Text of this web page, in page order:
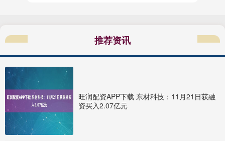
推荐资讯
旺润配资APP下载 东材科技：11月21日获融
资买入2.07亿元